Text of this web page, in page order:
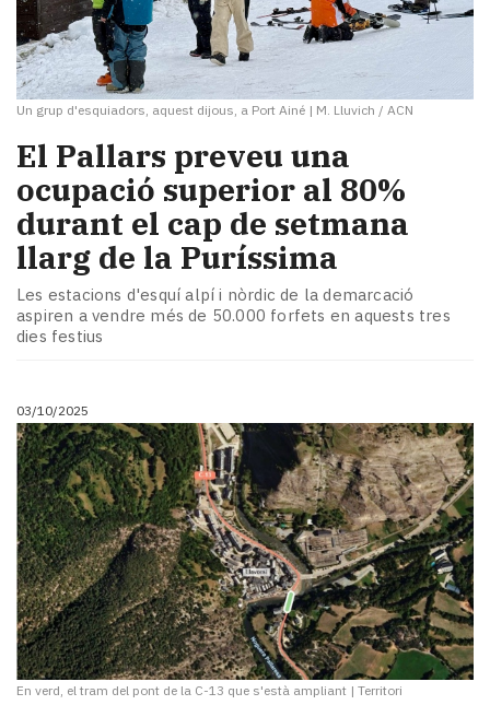
Un grup d'esquiadors, aquest dijous, a Port Ainé | M. Lluvich / ACN
El Pallars preveu una
ocupació superior al 80%
durant el cap de setmana
llarg de la Puríssima
Les estacions d'esquí alpí i nòrdic de la demarcació
aspiren a vendre més de 50.000 forfets en aquests tres
dies festius
03/10/2025
En verd, el tram del pont de la C-13 que s'està ampliant | Territori